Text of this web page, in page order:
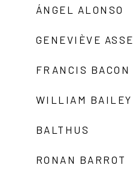
ÁNGEL ALONSO
GENEVIÈVE ASSE
FRANCIS BACON
WILLIAM BAILEY
BALTHUS
RONAN BARROT